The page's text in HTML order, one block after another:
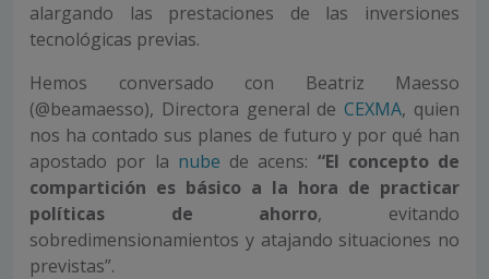
alargando las prestaciones de las inversiones
tecnológicas previas.
Hemos conversado con Beatriz Maesso
(@beamaesso), Directora general deCEXMA, quien
nos ha contado sus planes de futuro y por qué han
apostado por la nube de acens: “El concepto de
compartición es básico a la hora de practicar
políticas de ahorro, evitando
sobredimensionamientos y atajando situaciones no
previstas”.